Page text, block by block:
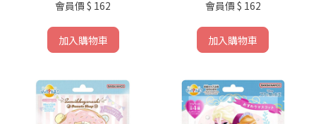
會員價 $ 162
加入購物車
會員價 $ 162
加入購物車